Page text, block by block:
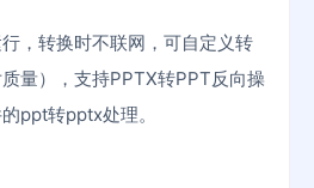
，转换时不联网，可自定义转
量），支持PPTX转PPT反向操
ppt转pptx处理。